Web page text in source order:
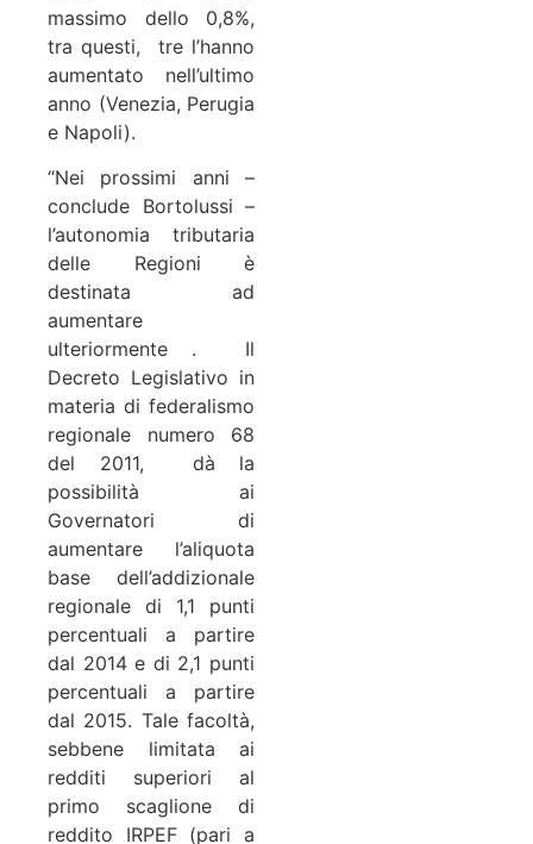
massimo dello 0,8%,
tra questi, tre l’hanno
aumentato nell’ultimo
anno (Venezia, Perugia
e Napoli).
“Nei prossimi anni –
conclude Bortolussi –
l’autonomia tributaria
delle Regioni è
destinata ad
aumentare
ulteriormente . Il
Decreto Legislativo in
materia di federalismo
regionale numero 68
del 2011, dà la
possibilità ai
Governatori di
aumentare l’aliquota
base dell’addizionale
regionale di 1,1 punti
percentuali a partire
dal 2014 e di 2,1 punti
percentuali a partire
dal 2015. Tale facoltà,
sebbene limitata ai
redditi superiori al
primo scaglione di
reddito IRPEF (pari a